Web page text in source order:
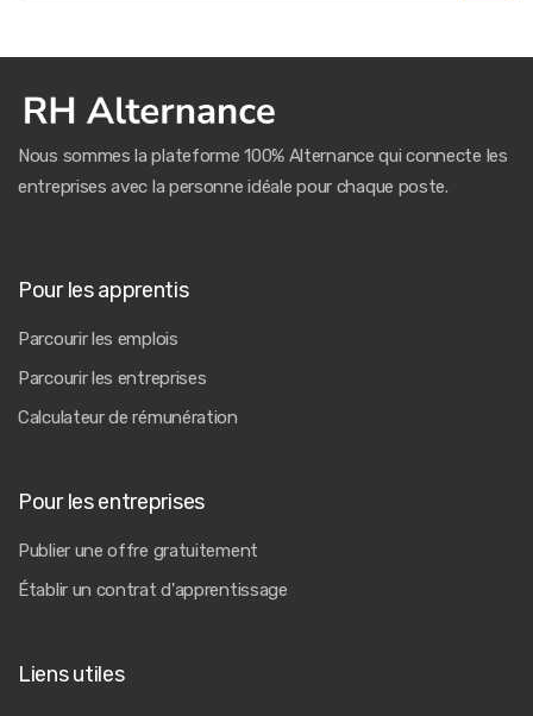
Nous sommes la plateforme 100% Alternance qui connecte les
entreprises avec la personne idéale pour chaque poste.
Pour les apprentis
Parcourir les emplois
Parcourir les entreprises
Calculateur de rémunération
Pour les entreprises
Publier une offre gratuitement
Établir un contrat d'apprentissage
Liens utiles